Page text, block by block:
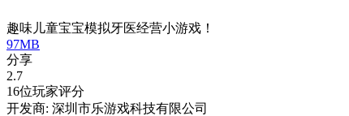
趣味儿童宝宝模拟牙医经营小游戏！
97MB
分享
2.7
16位玩家评分
开发商: 深圳市乐游戏科技有限公司